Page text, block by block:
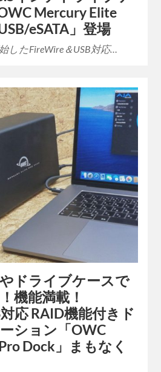
Mercury Elite
eSATA」登場
したFireWire＆USB対応…
ドライブケースで
機能満載！
応 RAID機能付きド
ション「OWC
Dock」まもなく